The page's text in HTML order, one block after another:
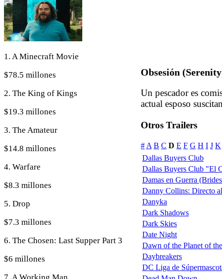
1. A Minecraft Movie
$78.5 millones
2. The King of Kings
$19.3 millones
3. The Amateur
$14.8 millones
4. Warfare
$8.3 millones
5. Drop
$7.3 millones
6. The Chosen: Last Supper Part 3
$6 millones
7. A Working Man
Obsesión
Un pescador es
actual esposo
Otros Trailers
# A B C D E F G H I J K
Dallas Buyers Club
Dallas Buyers Club "El
Damas en Guerra
Danny Collins: Directo
Danyka
Dark Shadows
Dark Skies
Date Night
Dawn of the Planet of
Daybreakers
DC Liga de